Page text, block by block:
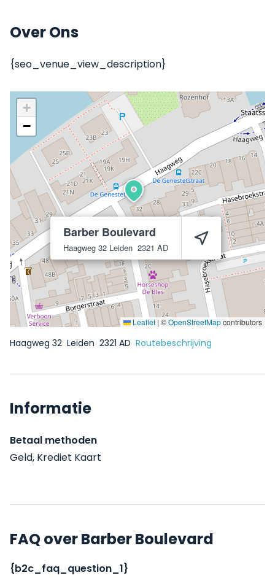
Over Ons
{seo_venue_view_description}
Barber Boulevard
Haagweg 32 Leiden 2321 AD
+
−
Leaflet | ©OpenStreetMapcontributors
Haagweg 32 Leiden 2321 AD Routebeschrijving
Informatie
Betaal methoden
Geld, Krediet Kaart
FAQ over Barber Boulevard
{b2c_faq_question_1}